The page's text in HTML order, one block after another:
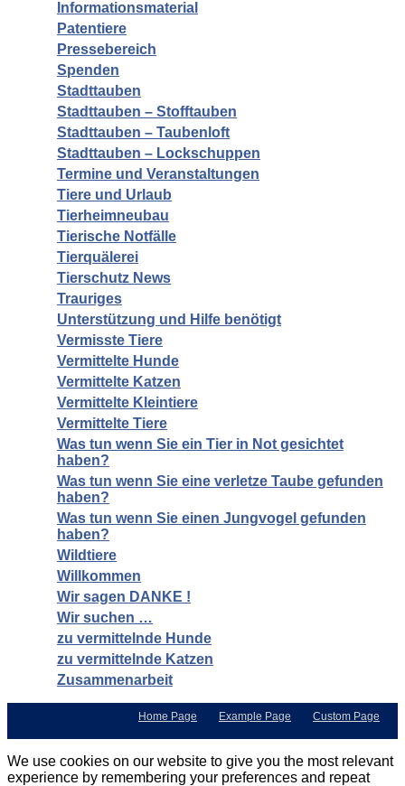
Informationsmaterial
Patentiere
Pressebereich
Spenden
Stadttauben
Stadttauben – Stofftauben
Stadttauben – Taubenloft
Stadttauben – Lockschuppen
Termine und Veranstaltungen
Tiere und Urlaub
Tierheimneubau
Tierische Notfälle
Tierquälerei
Tierschutz News
Trauriges
Unterstützung und Hilfe benötigt
Vermisste Tiere
Vermittelte Hunde
Vermittelte Katzen
Vermittelte Kleintiere
Vermittelte Tiere
Was tun wenn Sie ein Tier in Not gesichtet
haben?
Was tun wenn Sie eine verletze Taube gefunden
haben?
Was tun wenn Sie einen Jungvogel gefunden
haben?
Wildtiere
Willkommen
Wir sagen DANKE !
Wir suchen …
zu vermittelnde Hunde
zu vermittelnde Katzen
Zusammenarbeit
Home Page Example Page Custom Page
We use cookies on our website to give you the most relevant
experience by remembering your preferences and repeat